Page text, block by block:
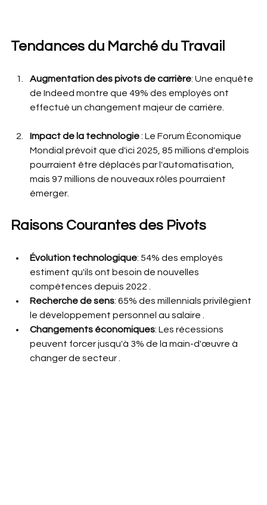
Tendances du Marché du Travail
Augmentation des pivots de carrière: Une enquête
de Indeed montre que 49% des employés ont
effectué un changement majeur de carrière.
Impact de la technologie : Le Forum Économique
Mondial prévoit que d'ici 2025, 85 millions d'emplois
pourraient être déplacés par l'automatisation,
mais 97 millions de nouveaux rôles pourraient
émerger.
Raisons Courantes des Pivots
Évolution technologique: 54% des employés
estiment qu'ils ont besoin de nouvelles
compétences depuis 2022 .
Recherche de sens: 65% des millennials privilégient
le développement personnel au salaire .
Changements économiques: Les récessions
peuvent forcer jusqu'à 3% de la main-d'œuvre à
changer de secteur .